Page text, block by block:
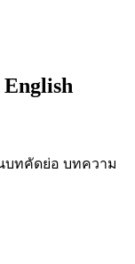
บทคัดย่อ บทความ